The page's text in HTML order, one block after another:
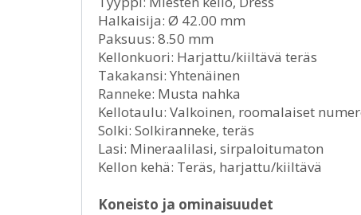
Halkaisija: Ø 42.00 mm
Paksuus: 8.50 mm
Kellonkuori: Harjattu/kiiltävä teräs
Takakansi: Yhtenäinen
Ranneke: Musta nahka
Kellotaulu: Valkoinen, roomalaiset
Solki: Solkiranneke, teräs
Lasi: Mineraalilasi, sirpaloitumaton
Kellon kehä: Teräs, harjattu/kiiltävä
Koneisto ja ominaisuudet